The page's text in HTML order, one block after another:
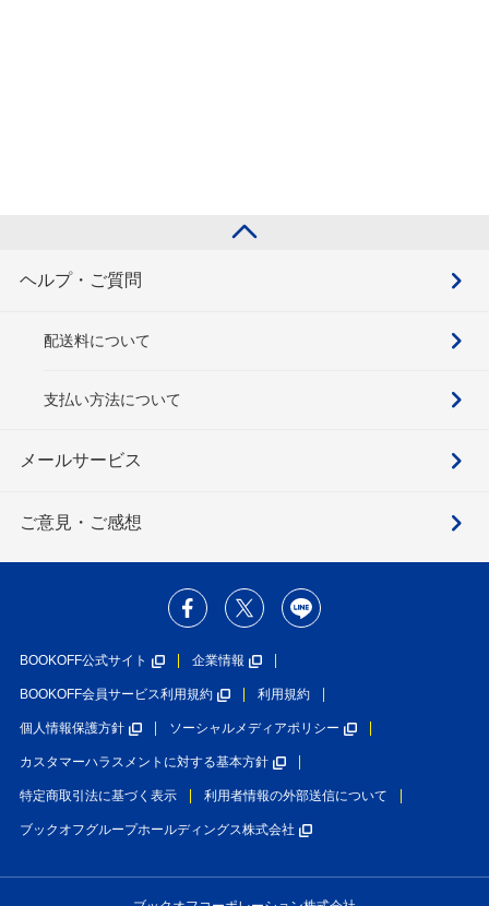
ヘルプ・ご質問
配送料について
支払い方法について
メールサービス
ご意見・ご感想
BOOKOFF公式サイト 企業情報
BOOKOFF会員サービス利用規約 利用規約
個人情報保護方針 ソーシャルメディアポリシー
カスタマーハラスメントに対する基本方針
特定商取引法に基づく表示 利用者情報の外部送信について
ブックオフグループホールディングス株式会社